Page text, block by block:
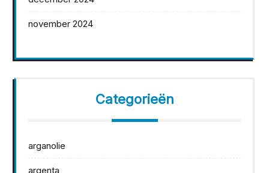
november 2024
Categorieën
arganolie
argenta